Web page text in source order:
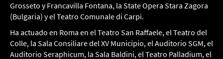
Grosseto y Francavilla Fontana, la State Opera Stara Zagora
(Bulgaria) y el Teatro Comunale di Carpi.
Ha actuado en Roma en el Teatro San Raffaele, el Teatro del
Colle, la Sala Consiliare del XV Municipio, el Auditorio SGM, el
Auditorio Seraphicum, la Sala Baldini, el Teatro Palladium, el